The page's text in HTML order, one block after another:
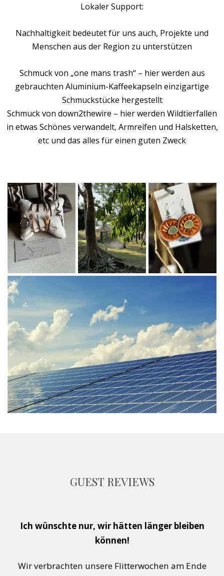
Lokaler Support:
Nachhaltigkeit bedeutet für uns auch, Projekte und
Menschen aus der Region zu unterstützen
Schmuck von „one mans trash“ – hier werden aus
gebrauchten Aluminium-Kaffeekapseln einzigartige
Schmuckstücke hergestellt
Schmuck von down2thewire – hier werden Wildtierfallen
in etwas Schönes verwandelt, Armreifen und Halsketten,
etc und das alles für einen guten Zweck
GUEST REVIEWS
Ich wünschte nur, wir hätten länger bleiben
können!
Wir verbrachten unsere Flitterwochen am Ende